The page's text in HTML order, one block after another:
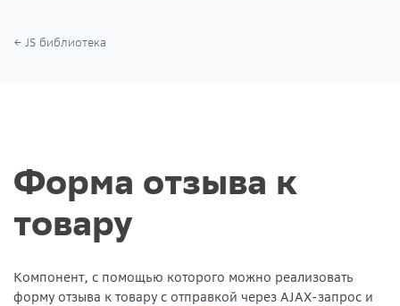
JS библиотека
Форма отзыва к
товару
Компонент, с помощью которого можно реализовать
форму отзыва к товару с отправкой через AJAX-запрос и